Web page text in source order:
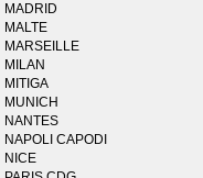
MADRID
MALTE
MARSEILLE
MILAN
MITIGA
MUNICH
NANTES
NAPOLI CAPODI
NICE